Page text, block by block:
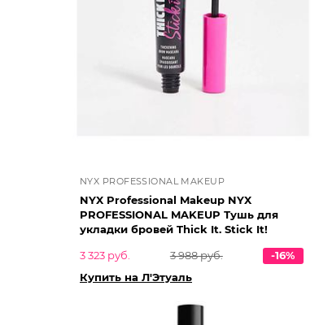
NYX PROFESSIONAL MAKEUP
NYX Professional Makeup NYX
PROFESSIONAL MAKEUP Тушь для
укладки бровей Thick It. Stick It!
3 323 руб.
3 988 руб.
-16%
Купить на Л'Этуаль